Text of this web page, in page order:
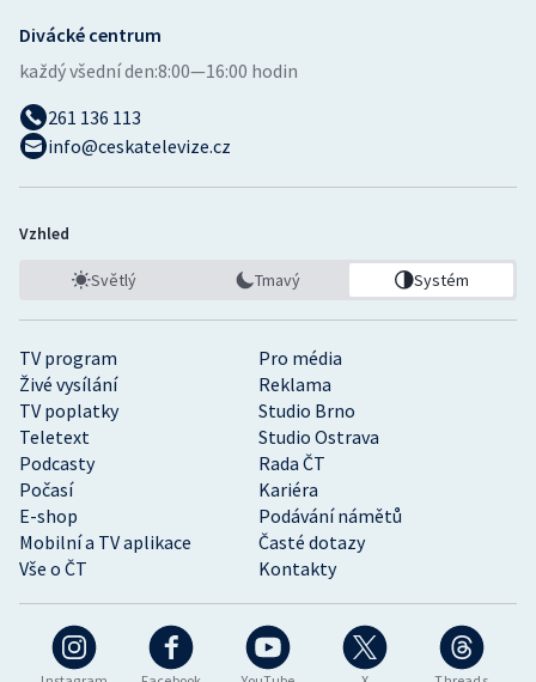
TV program
Pro média
Živé vysílání
Reklama
TV poplatky
Studio Brno
Teletext
Studio Ostrava
Podcasty
Rada ČT
Počasí
Kariéra
E-shop
Podávání námětů
Mobilní a TV aplikace
Časté dotazy
Vše o ČT
Kontakty
Divácké centrum
každý všední den:8:00—16:00 hodin
261 136 113
info@ceskatelevize.cz
Vzhled
Světlý Tmavý Systém